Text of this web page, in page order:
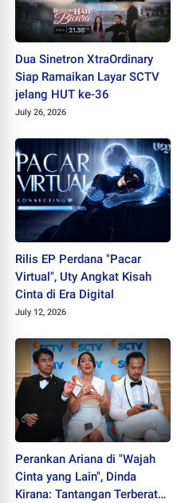
Dua Sinetron XtraOrdinary
Siap Ramaikan Layar SCTV
jelang HUT ke-36
July 26, 2026
Rilis EP Perdana "Pacar
Virtual", Uty Angkat Kisah
Cinta di Era Digital
July 12, 2026
Perankan Ariana di "Wajah
Cinta yang Lain", Dinda
Kirana: Tantangan Terberat